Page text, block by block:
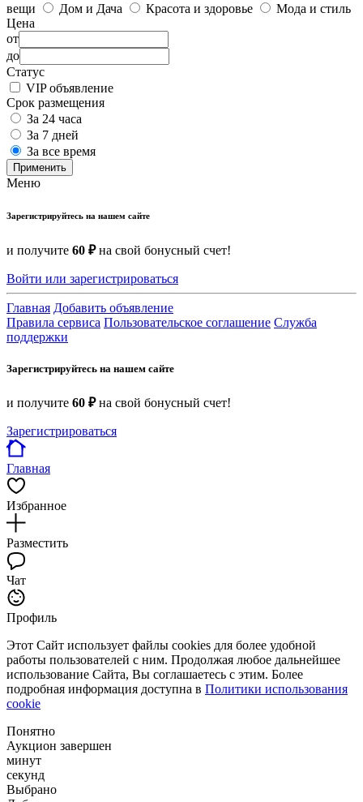
вещи
Дом и Дача Красота и здоровье
Мода и стиль
Цена
от
до
Статус
VIP объявление
Срок размещения
За 24 часа
За 7 дней
За все время
Применить
Меню
Зарегистрируйтесь на нашем сайте
и получите 60 ₽на свой бонусный счет!
Войти или зарегистрироваться
Главная Добавить объявление
Правила сервиса Пользовательское соглашение Служба
поддержки
Зарегистрируйтесь на нашем сайте
и получите 60 ₽на свой бонусный счет!
Зарегистрироваться
Главная
Избранное
Разместить
Чат
Профиль
Этот Сайт использует файлы cookies для более удобной
работы пользователей с ним. Продолжая любое дальнейшее
использование Сайта, Вы соглашаетесь с этим. Более
подробная информация доступна в Политики использования
cookie
Понятно
Аукцион завершен
минут
секунд
Выбрано